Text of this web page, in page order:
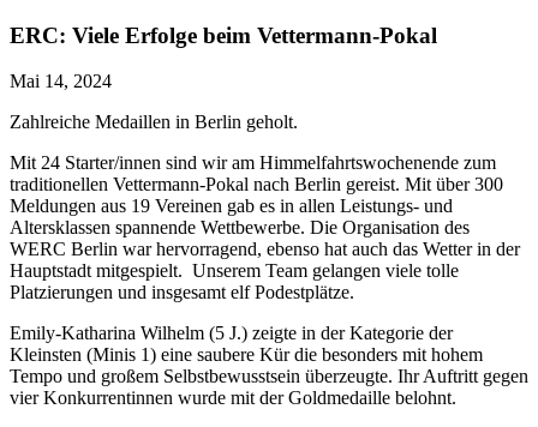
ERC: Viele Erfolge beim Vettermann-Pokal
Mai 14, 2024
Zahlreiche Medaillen in Berlin geholt.
Mit 24 Starter/innen sind wir am Himmelfahrtswochenende zum
traditionellen Vettermann-Pokal nach Berlin gereist. Mit über 300
Meldungen aus 19 Vereinen gab es in allen Leistungs- und
Altersklassen spannende Wettbewerbe. Die Organisation des
WERC Berlin war hervorragend, ebenso hat auch das Wetter in der
Hauptstadt mitgespielt. Unserem Team gelangen viele tolle
Platzierungen und insgesamt elf Podestplätze.
Emily-Katharina Wilhelm (5 J.) zeigte in der Kategorie der
Kleinsten (Minis 1) eine saubere Kür die besonders mit hohem
Tempo und großem Selbstbewusstsein überzeugte. Ihr Auftritt gegen
vier Konkurrentinnen wurde mit der Goldmedaille belohnt.